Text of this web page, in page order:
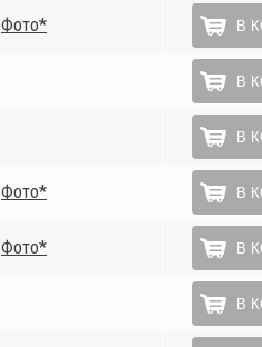
Фото* В
В
В
Фото* В
Фото* В
В